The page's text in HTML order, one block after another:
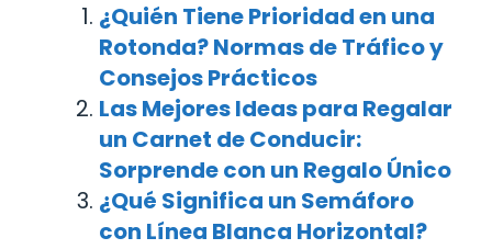
¿Quién Tiene Prioridad en una
Rotonda? Normas de Tráfico y
Consejos Prácticos
Las Mejores Ideas para Regalar
un Carnet de Conducir:
Sorprende con un Regalo Único
¿Qué Significa un Semáforo
con Línea Blanca Horizontal?